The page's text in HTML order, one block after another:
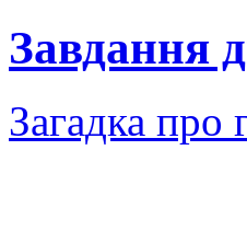
Завдання
Загадка про